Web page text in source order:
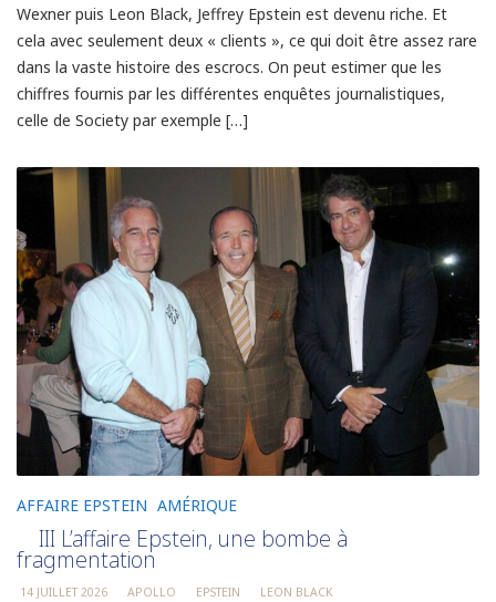
Wexner puis Leon Black, Jeffrey Epstein est devenu riche. Et
cela avec seulement deux « clients », ce qui doit être assez rare
dans la vaste histoire des escrocs. On peut estimer que les
chiffres fournis par les différentes enquêtes journalistiques,
celle de Society par exemple […]
AFFAIRE EPSTEIN AMÉRIQUE
III L’affaire Epstein, une bombe à
fragmentation
14 JUILLET 2026 APOLLO EPSTEIN
LEON BLACK